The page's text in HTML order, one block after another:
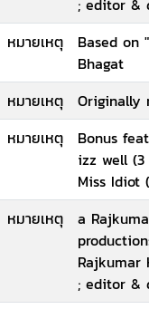
; editor &
หมายเหตุ
Based on
Bhagat
หมายเหตุ
Originally
หมายเหตุ
Bonus
izz well
Miss Idiot
หมายเหตุ
a
Rajkumar
; editor &